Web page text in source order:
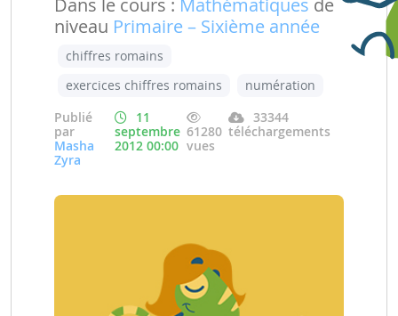
Dans le cours : Mathématiques de
niveau Primaire – Sixième année
chiffres romains
exercices chiffres romains
numération
Publié
par
Masha
Zyra
11
septembre
2012 00:00
61280
vues
33344
téléchargements